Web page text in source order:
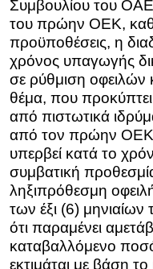
Συμβουλίου του
του πρώην ΟΕΚ,
προϋποθέσεις, η
χρόνος υπαγωγής
σε ρύθμιση οφειλών
θέμα, που
από πιστωτικά
από τον πρώην ΟΕΚ
υπερβεί κατά το
συμβατική
ληξιπρόθεσμη
των έξι (6)
ότι παραμένει
καταβαλλόμενο
εκτιμάται με βάση